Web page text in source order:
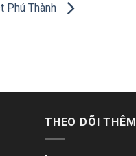
Phú Thành
THEO DÕI THÊM